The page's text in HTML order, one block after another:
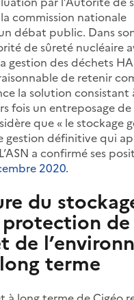
commission nationale
débat public. Dans
de sûreté nucléaire
gestion des déchets
de retenir
la solution consistant
fois un entreposage
que « le stockage
gestion définitive qui
a confirmé ses
2020.
du
de
de
terme